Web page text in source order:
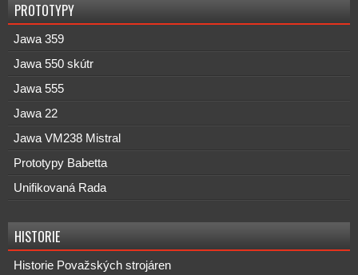
PROTOTYPY
Jawa 359
Jawa 550 skútr
Jawa 555
Jawa 22
Jawa VM238 Mistral
Prototypy Babetta
Unifikovaná Rada
HISTORIE
Historie Považských strojáren